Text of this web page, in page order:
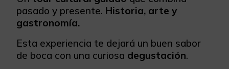
pasado y presente. Historia, arte y
gastronomía.
Esta experiencia te dejará un buen sabor
de boca con una curiosa degustación.